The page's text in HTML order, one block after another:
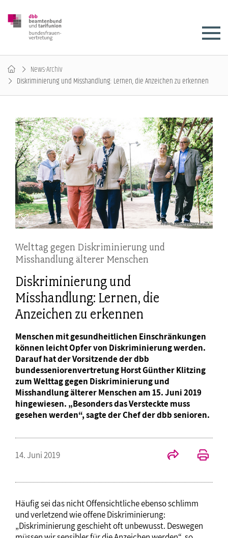
News-Archiv
Diskriminierung und Misshandlung: Lernen, die Anzeichen zu erkennen
Welttag gegen Diskriminierung und
Misshandlung älterer Menschen
Diskriminierung und
Misshandlung: Lernen, die
Anzeichen zu erkennen
Menschen mit gesundheitlichen Einschränkungen
können leicht Opfer von Diskriminierung werden.
Darauf hat der Vorsitzende der dbb
bundesseniorenvertretung Horst Günther Klitzing
zum Welttag gegen Diskriminierung und
Misshandlung älterer Menschen am 15. Juni 2019
hingewiesen. „Besonders das Versteckte muss
gesehen werden“, sagte der Chef der dbb senioren.
14. Juni 2019
Häufig sei das nicht Offensichtliche ebenso schlimm
und verletzend wie offene Diskriminierung:
„Diskriminierung geschieht oft unbewusst. Deswegen